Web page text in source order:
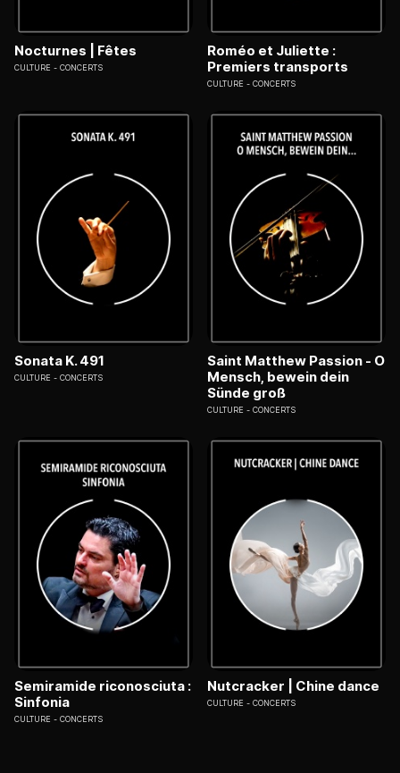
Nocturnes | Fêtes
CULTURE CONCERTS
Roméo et Juliette :
Premiers transports
CULTURE CONCERTS
Sonata K. 491
CULTURE CONCERTS
Saint Matthew Passion - O
Mensch, bewein dein
Sünde groß
CULTURE CONCERTS
Semiramide riconosciuta :
Sinfonia
CULTURE CONCERTS
Nutcracker | Chine dance
CULTURE CONCERTS